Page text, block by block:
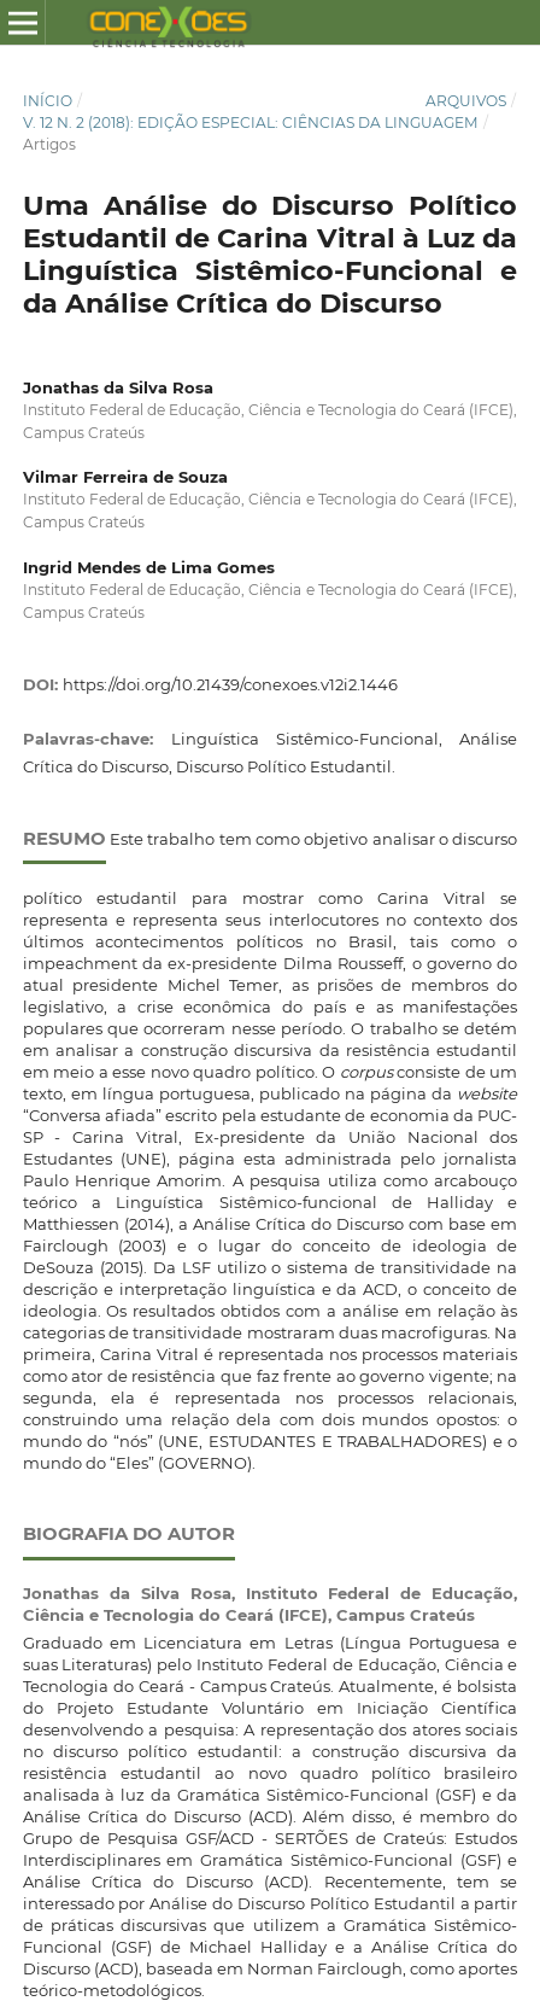
INÍCIO / ARQUIVOS /
V. 12 N. 2 (2018): EDIÇÃO ESPECIAL: CIÊNCIAS DA LINGUAGEM /
Artigos
Uma Análise do Discurso Político
Estudantil de Carina Vitral à Luz da
Linguística Sistêmico-Funcional e
da Análise Crítica do Discurso
Jonathas da Silva Rosa
Instituto Federal de Educação, Ciência e Tecnologia do Ceará (IFCE),
Campus Crateús
Vilmar Ferreira de Souza
Instituto Federal de Educação, Ciência e Tecnologia do Ceará (IFCE),
Campus Crateús
Ingrid Mendes de Lima Gomes
Instituto Federal de Educação, Ciência e Tecnologia do Ceará (IFCE),
Campus Crateús
DOI: https://doi.org/10.21439/conexoes.v12i2.1446
Palavras-chave: Linguística Sistêmico-Funcional, Análise
Crítica do Discurso, Discurso Político Estudantil.
RESUMO Este trabalho tem como objetivo analisar o discurso
político estudantil para mostrar como Carina Vitral se
representa e representa seus interlocutores no contexto dos
últimos acontecimentos políticos no Brasil, tais como o
impeachment da ex-presidente Dilma Rousseff, o governo do
atual presidente Michel Temer, as prisões de membros do
legislativo, a crise econômica do país e as manifestações
populares que ocorreram nesse período. O trabalho se detém
em analisar a construção discursiva da resistência estudantil
em meio a esse novo quadro político. O corpusconsiste de um
texto, em língua portuguesa, publicado na página da website
“Conversa afiada” escrito pela estudante de economia da PUC-
SP - Carina Vitral, Ex-presidente da União Nacional dos
Estudantes (UNE), página esta administrada pelo jornalista
Paulo Henrique Amorim. A pesquisa utiliza como arcabouço
teórico a Linguística Sistêmico-funcional de Halliday e
Matthiessen (2014), a Análise Crítica do Discurso com base em
Fairclough (2003) e o lugar do conceito de ideologia de
DeSouza (2015). Da LSF utilizo o sistema de transitividade na
descrição e interpretação linguística e da ACD, o conceito de
ideologia. Os resultados obtidos com a análise em relação às
categorias de transitividade mostraram duas macrofiguras. Na
primeira, Carina Vitral é representada nos processos materiais
como ator de resistência que faz frente ao governo vigente; na
segunda, ela é representada nos processos relacionais,
construindo uma relação dela com dois mundos opostos: o
mundo do “nós” (UNE, ESTUDANTES E TRABALHADORES) e o
mundo do “Eles” (GOVERNO).
BIOGRAFIA DO AUTOR
Jonathas da Silva Rosa, Instituto Federal de Educação,
Ciência e Tecnologia do Ceará (IFCE), Campus Crateús
Graduado em Licenciatura em Letras (Língua Portuguesa e
suas Literaturas) pelo Instituto Federal de Educação, Ciência e
Tecnologia do Ceará - Campus Crateús. Atualmente, é bolsista
do Projeto Estudante Voluntário em Iniciação Científica
desenvolvendo a pesquisa: A representação dos atores sociais
no discurso político estudantil: a construção discursiva da
resistência estudantil ao novo quadro político brasileiro
analisada à luz da Gramática Sistêmico-Funcional (GSF) e da
Análise Crítica do Discurso (ACD). Além disso, é membro do
Grupo de Pesquisa GSF/ACD - SERTÕES de Crateús: Estudos
Interdisciplinares em Gramática Sistêmico-Funcional (GSF) e
Análise Crítica do Discurso (ACD). Recentemente, tem se
interessado por Análise do Discurso Político Estudantil a partir
de práticas discursivas que utilizem a Gramática Sistêmico-
Funcional (GSF) de Michael Halliday e a Análise Crítica do
Discurso (ACD), baseada em Norman Fairclough, como aportes
teórico-metodológicos.